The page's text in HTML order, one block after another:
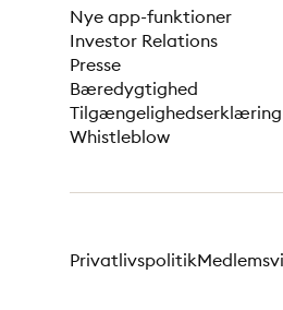
Nye app-funktioner
Investor Relations
Presse
Bæredygtighed
Tilgængelighedserklæring
Whistleblow
Privatlivspolitik